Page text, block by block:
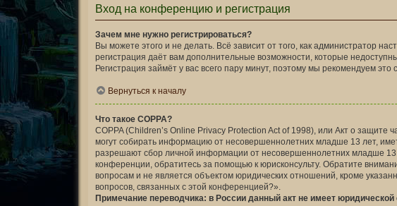
Вход на конференцию и регистрация
Зачем мне нужно регистрироваться?
Вы можете этого и не делать. Всё зависит от того, как администратор
регистрация даёт вам дополнительные возможности, которые
Регистрация займёт у вас всего пару минут, поэтому мы рекомендуем это
Вернуться к началу
Что такое COPPA?
COPPA (Children’s Online Privacy Protection Act of 1998), или Акт о
могут собирать информацию от несовершеннолетних младше 13 лет,
разрешают сбор личной информации от несовершеннолетних младше 13
конференции, обратитесь за помощью к юрисконсульту. Обратите
вопросам и не является объектом юридических отношений, кроме
вопросов, связанных с этой конференцией?».
Примечание переводчика: в России данный акт не имеет